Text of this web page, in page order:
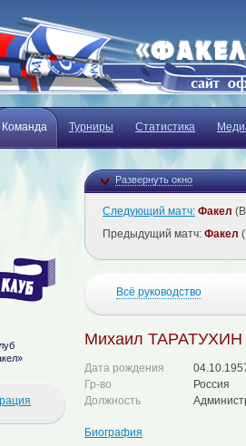
Команда Турниры Статистика
Развернуть окно
Следующий матч: Факел
Предыдущий матч: Факел
Всё руководство
Михаил ТАРАТУХИН
Дата рождения
Гр-во
Россия
Должность
Биография